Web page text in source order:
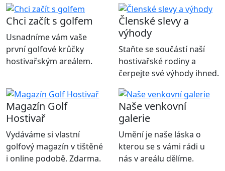
Chci začít s golfem
Usnadníme vám vaše
první golfové krůčky
hostivařským areálem.
Členské slevy a
výhody
Staňte se součástí naší
hostivařské rodiny a
čerpejte své výhody ihned.
Magazín Golf
Hostivař
Vydáváme si vlastní
golfový magazín v tištěné
i online podobě. Zdarma.
Naše venkovní
galerie
Umění je naše láska o
kterou se s vámi rádi u
nás v areálu dělíme.